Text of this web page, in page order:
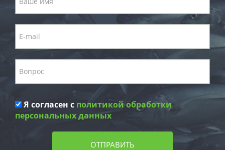
Я согласен с политикой обработки
персональных данных
ОТПРАВИТЬ